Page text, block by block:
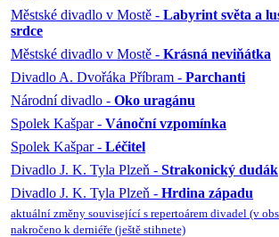
Městské divadlo v Mostě - Labyrint světa a
srdce
Městské divadlo v Mostě - Krásná neviňátka
Divadlo A. Dvořáka Příbram - Parchanti
Národní divadlo - Oko uragánu
Spolek Kašpar - Vánoční vzpomínka
Spolek Kašpar - Léčitel
Divadlo J. K. Tyla Plzeň - Strakonický dudák
Divadlo J. K. Tyla Plzeň - Hrdina západu
aktuální změny související s repertoárem divadel (v
nakročeno k derniéře (ještě stihnete)